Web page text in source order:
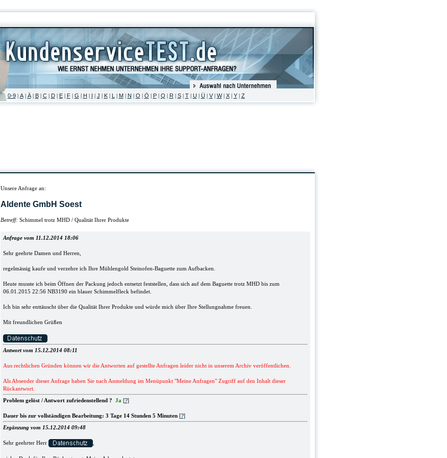
0-9| A| Ä| B| C| D| E| F| G H I J K| L M N O Ö P| Q R S| T| U Ü V| W| X| Y| Z
Unsere Anfrage an:
Aldente GmbH Soest
Betreff: Schimmel trotz MHD / Qualität Ihrer Produkte
Anfrage vom 11.12.2014 18:06
Sehr geehrte Damen und Herren,
regelmässig kaufe und verzehre ich Ihre Mühlengold Steinofen-Baguette zum Aufbacken.
Heute musste ich beim Öffnen der Packung jedoch entsetzt feststellen, dass sich auf dem Baguette trotz MHD bis zum
06.01.2015 22:56 NB3190 ein blauer Schimmelfleck befindet.
Ich bin sehr enttäuscht über die Qualität Ihrer Produkte und würde mich über Ihre Stellungnahme freuen.
Mit freundlichen Grüßen
Antwort vom 15.12.2014 08:11
Aus rechtlichen Gründen können wir die Antworten auf gestellte Anfragen leider nicht in unserem Archiv veröffentlichen.
Als Absender dieser Anfrage haben Sie nach Anmeldung im Menüpunkt "Meine Anfragen" Zugriff auf den Inhalt dieser
Rückantwort.
Problem gelöst / Antwort zufriedenstellend ? Ja [?]
Dauer bis zur vollständigen Bearbeitung: 3 Tage 14 Stunden 5 Minuten [?]
Ergänzung vom 15.12.2014 09:48
Sehr geehrter Herr